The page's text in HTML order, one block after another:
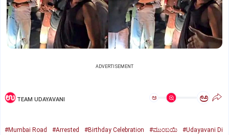
ADVERTISEMENT
TEAM UDAYAVANI ಅ ಅ
#Mumbai Road #Arrested #Birthday Celebration #ಮುಂಬಯಿ
#Udayavani Di